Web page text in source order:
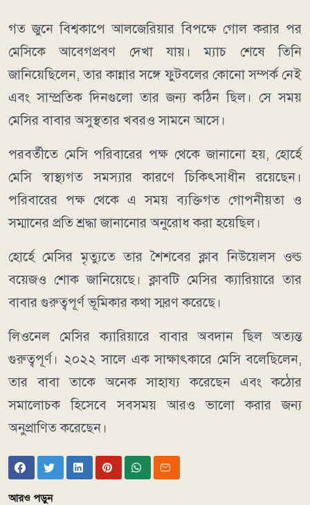
গত জুনে বিশ্বকাপে আলজেরিয়ার বিপক্ষে গোল করার পর
মেসিকে আবেগপ্রবণ দেখা যায়। ম্যাচ শেষে তিনি
জানিয়েছিলেন, তার কান্নার সঙ্গে ফুটবলের কোনো সম্পর্ক নেই
এবং সাম্প্রতিক দিনগুলো তার জন্য কঠিন ছিল। সে সময়
মেসির বাবার অসুস্থতার খবরও সামনে আসে।
পরবর্তীতে মেসি পরিবারের পক্ষ থেকে জানানো হয়, হোর্হে
মেসি স্বাস্থ্যগত সমস্যার কারণে চিকিৎসাধীন রয়েছেন।
পরিবারের পক্ষ থেকে এ সময় ব্যক্তিগত গোপনীয়তা ও
সম্মানের প্রতি শ্রদ্ধা জানানোর অনুরোধ করা হয়েছিল।
হোর্হে মেসির মৃত্যুতে তার শৈশবের ক্লাব নিউয়েলস ওল্ড
বয়েজও শোক জানিয়েছে। ক্লাবটি মেসির ক্যারিয়ারে তার
বাবার গুরুত্বপূর্ণ ভূমিকার কথা স্মরণ করেছে।
লিওনেল মেসির ক্যারিয়ারে বাবার অবদান ছিল অত্যন্ত
গুরুত্বপূর্ণ। ২০২২ সালে এক সাক্ষাৎকারে মেসি বলেছিলেন,
তার বাবা তাকে অনেক সাহায্য করেছেন এবং কঠোর
সমালোচক হিসেবে সবসময় আরও ভালো করার জন্য
অনুপ্রাণিত করেছেন।
আরও পড়ুন